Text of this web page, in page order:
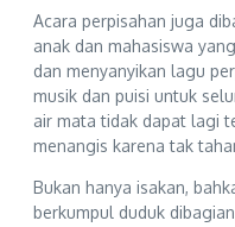
Acara perpisahan juga
anak dan mahasiswa
dan menyanyikan lagu
musik dan puisi untuk
air mata tidak dapat lagi
menangis karena tak
Bukan hanya isakan,
berkumpul duduk